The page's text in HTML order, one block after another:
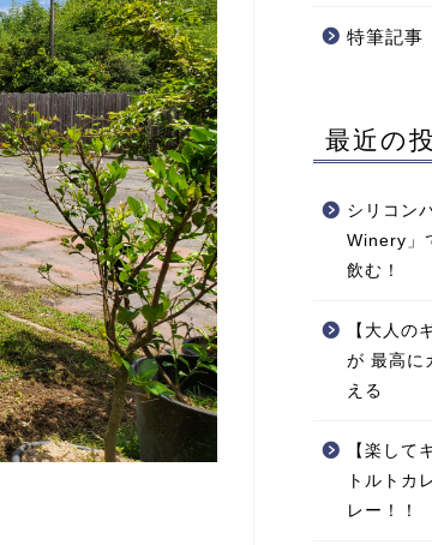
特筆記事
最近の
シリコン
Winery」
飲む！
【大人の
が 最高に
える
【楽して
トルトカ
レー！！